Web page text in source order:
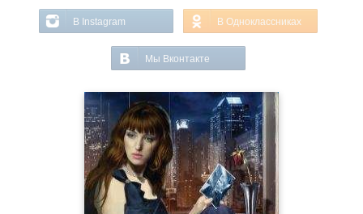
В Instagram В Одноклассниках
Мы Вконтакте